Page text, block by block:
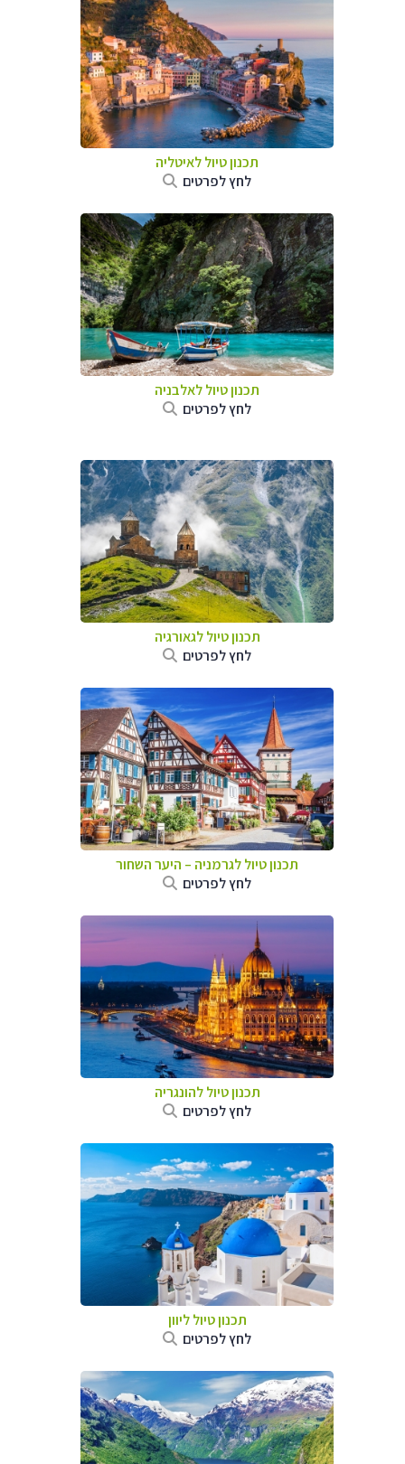
תכנון טיול לאיטליה
לחץ לפרטים
תכנון טיול לאלבניה
לחץ לפרטים
תכנון טיול לגאורגיה
לחץ לפרטים
תכנון טיול לגרמניה – היער השחור
לחץ לפרטים
תכנון טיול להונגריה
לחץ לפרטים
תכנון טיול ליוון
לחץ לפרטים